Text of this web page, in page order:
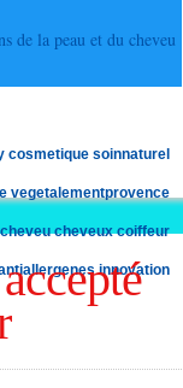
cosmetique soinnaturel
vegetalementprovence
cheveux coiffeur
innovation